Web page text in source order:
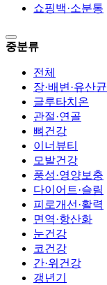
쇼핑백·소분통
중분류
전체
장·배변·유산균
글루타치온
관절·연골
뼈건강
이너뷰티
모발건강
풍성·영양보충
다이어트·슬림
피로개선·활력
면역·항산화
눈건강
코건강
간·위건강
갱년기